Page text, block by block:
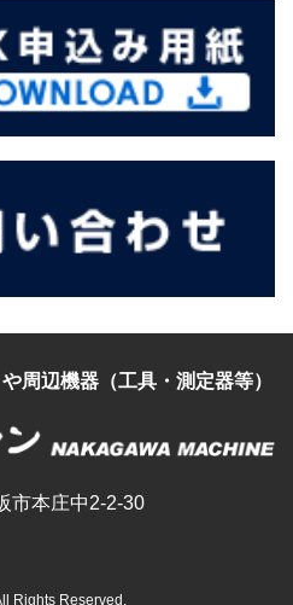
や周辺機器（工具・測定器等）
本庄中2-2-30
Rights Reserved.